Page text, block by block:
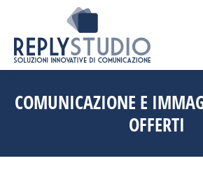
COMUNICAZIONE E
OFFERTI